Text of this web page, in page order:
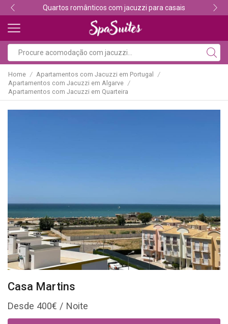
Descubra os melhores alojamentos com jacuzzi
Home / Apartamentos com Jacuzzi em Portugal /
Apartamentos com Jacuzzi em Algarve /
Apartamentos com Jacuzzi em Quarteira
Casa Martins
400€